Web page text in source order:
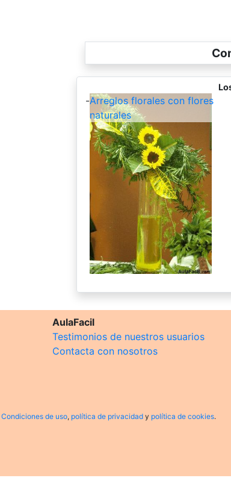
-Arreglos florales con flores
naturales
AulaFacil
Testimonios de nuestros usuarios
Contacta con nosotros
Condiciones de uso, política de privacidad y política de cookies.